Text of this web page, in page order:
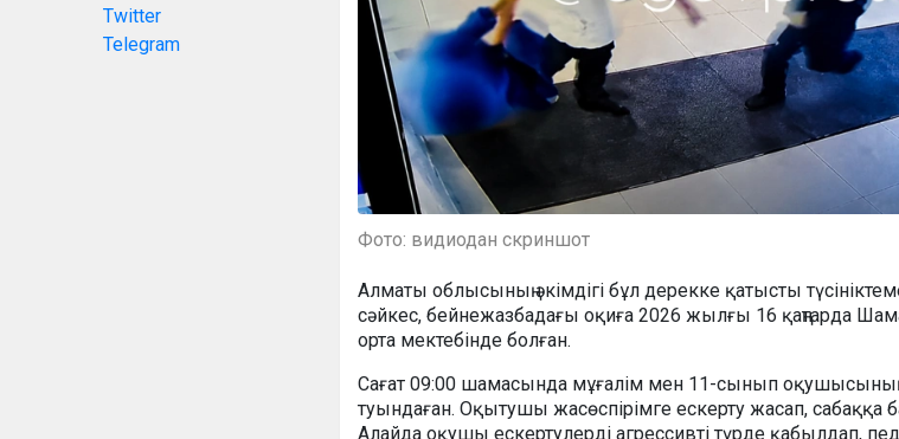
Twitter
Telegram
Фото: видиодан скриншот
Алматы облысының әкімдігі бұл дерекке қатысты
сәйкес, бейнежазбадағы оқиға 2026 жылғы 16 қаңтарда
орта мектебінде болған.
Сағат 09:00 шамасында мұғалім мен 11-сынып
туындаған. Оқытушы жасөспірімге ескерту жасап, сабаққа
Алайда оқушы ескертулерді агрессивті түрде қабылдап,